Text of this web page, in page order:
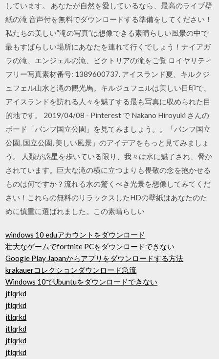
しています。 あなたが自然を愛しているなら、最高のライブ壁
紙の滝 音声付を無料でダウンロードする準備をしてください！
私たちの美しい”滝の写真”は想像できる素晴らしい風景の中で
最もすばらしい場所にあなたを連れて行くでしょう！ナイアガ
ラの滝、エンジェルの滝、ビクトリアの滝をご覧 ロイヤリティ
フリー写真素材番号: 1389600737. アイスランド夏、キルクジ
ュフェル山水と滝の観光馬。キルジュフェルは美しい目印で、
アイスランドを訪れる人々を魅了する最も写真に収められた目
的地です。 2019/04/08 - Pinterest で Nakano Hiroyuki さんの
ボード「バンフ国立公園」を見てみましょう。。「バンフ国立
公園, 国立公園, 美しい風景」のアイデアをもっと見てみましょ
う。 人類が惑星を歩いている限り、我々は水に魅了され、脅か
されています。巨大な滝の横に立つよりも畏敬の念を抱かせる
ものは何ですか？流れる水の驚くべき光景を想像してみてくだ
さい！これらの無料のリラックスしたHDの壁紙はあなたのた
めに慎重に選ばれました。この素晴らしい
windows 10 eduアカウントをダウンロード
壮大なゲームでfortnite PCをダウンロードできない
Google Play Japanからアプリをダウンロードする方法
krakauerコレクションダウンロード急流
Windows 10でUbuntuをダウンロードできない
jtlqrkd
jtlqrkd
jtlqrkd
jtlqrkd
jtlqrkd
jtlqrkd